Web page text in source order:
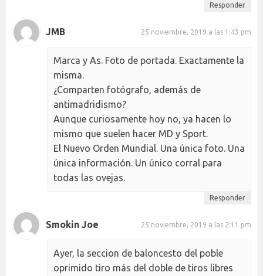
Responder
JMB 25 noviembre, 2019 a las 1:43 pm
Marca y As. Foto de portada. Exactamente la
misma.
¿Comparten fotógrafo, además de
antimadridismo?
Aunque curiosamente hoy no, ya hacen lo
mismo que suelen hacer MD y Sport.
El Nuevo Orden Mundial. Una única foto. Una
única información. Un único corral para
todas las ovejas.
Responder
Smokin Joe 25 noviembre, 2019 a las 2:11 pm
Ayer, la seccion de baloncesto del poble
oprimido tiro más del doble de tiros libres